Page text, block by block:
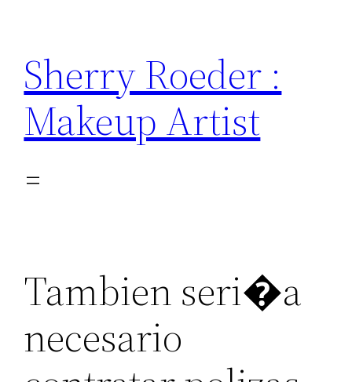
content
Sherry Roeder :
Makeup Artist
Tambien seri�a
necesario